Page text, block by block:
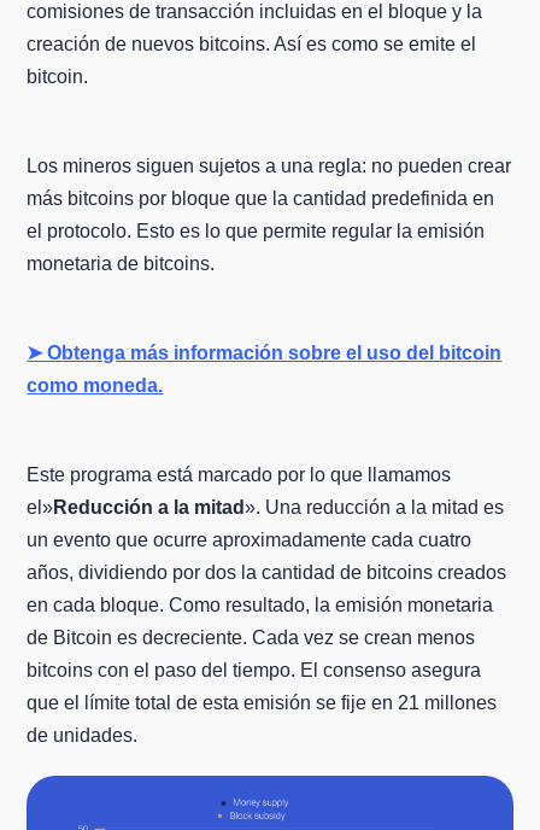
comisiones de transacción incluidas en el bloque y la
creación de nuevos bitcoins. Así es como se emite el
bitcoin.
Los mineros siguen sujetos a una regla: no pueden crear
más bitcoins por bloque que la cantidad predefinida en
el protocolo. Esto es lo que permite regular la emisión
monetaria de bitcoins.
➤ Obtenga más información sobre el uso del bitcoin
como moneda.
Este programa está marcado por lo que llamamos
el»Reducción a la mitad». Una reducción a la mitad es
un evento que ocurre aproximadamente cada cuatro
años, dividiendo por dos la cantidad de bitcoins creados
en cada bloque. Como resultado, la emisión monetaria
de Bitcoin es decreciente. Cada vez se crean menos
bitcoins con el paso del tiempo. El consenso asegura
que el límite total de esta emisión se fije en 21 millones
de unidades.